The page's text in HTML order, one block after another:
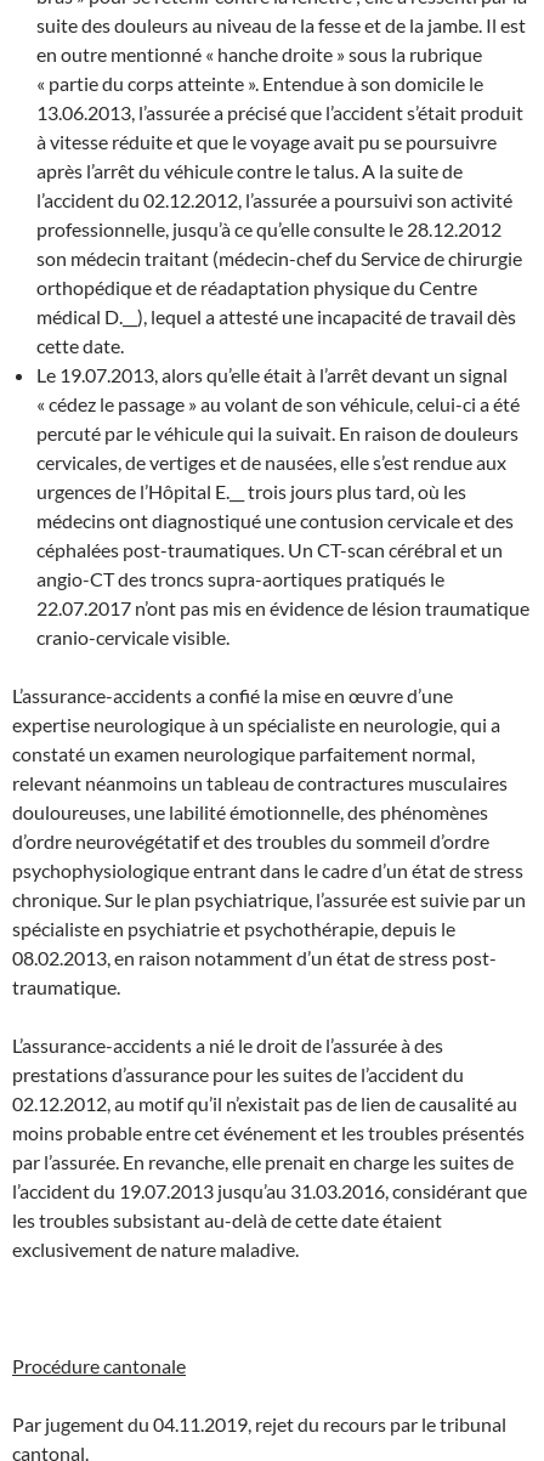
suite des douleurs au niveau de la fesse et de la jambe. Il est
en outre mentionné « hanche droite » sous la rubrique
« partie du corps atteinte ». Entendue à son domicile le
13.06.2013, l’assurée a précisé que l’accident s’était produit
à vitesse réduite et que le voyage avait pu se poursuivre
après l’arrêt du véhicule contre le talus. A la suite de
l’accident du 02.12.2012, l’assurée a poursuivi son activité
professionnelle, jusqu’à ce qu’elle consulte le 28.12.2012
son médecin traitant (médecin-chef du Service de chirurgie
orthopédique et de réadaptation physique du Centre
médical D.__), lequel a attesté une incapacité de travail dès
cette date.
Le 19.07.2013, alors qu’elle était à l’arrêt devant un signal
« cédez le passage » au volant de son véhicule, celui-ci a été
percuté par le véhicule qui la suivait. En raison de douleurs
cervicales, de vertiges et de nausées, elle s’est rendue aux
urgences de l’Hôpital E.__ trois jours plus tard, où les
médecins ont diagnostiqué une contusion cervicale et des
céphalées post-traumatiques. Un CT-scan cérébral et un
angio-CT des troncs supra-aortiques pratiqués le
22.07.2017 n’ont pas mis en évidence de lésion traumatique
cranio-cervicale visible.
L’assurance-accidents a confié la mise en œuvre d’une
expertise neurologique à un spécialiste en neurologie, qui a
constaté un examen neurologique parfaitement normal,
relevant néanmoins un tableau de contractures musculaires
douloureuses, une labilité émotionnelle, des phénomènes
d’ordre neurovégétatif et des troubles du sommeil d’ordre
psychophysiologique entrant dans le cadre d’un état de stress
chronique. Sur le plan psychiatrique, l’assurée est suivie par un
spécialiste en psychiatrie et psychothérapie, depuis le
08.02.2013, en raison notamment d’un état de stress post-
traumatique.
L’assurance-accidents a nié le droit de l’assurée à des
prestations d’assurance pour les suites de l’accident du
02.12.2012, au motif qu’il n’existait pas de lien de causalité au
moins probable entre cet événement et les troubles présentés
par l’assurée. En revanche, elle prenait en charge les suites de
l’accident du 19.07.2013 jusqu’au 31.03.2016, considérant que
les troubles subsistant au-delà de cette date étaient
exclusivement de nature maladive.
Procédure cantonale
Par jugement du 04.11.2019, rejet du recours par le tribunal
cantonal.